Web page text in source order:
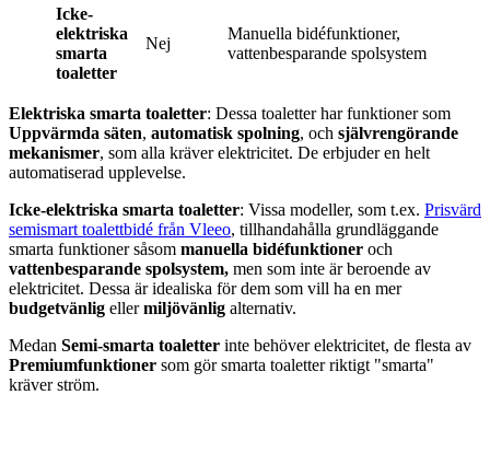
Icke-
elektriska
smarta
toaletter
Nej
Manuella bidéfunktioner,
vattenbesparande spolsystem
Elektriska smarta toaletter: Dessa toaletter har funktioner som
Uppvärmda säten, automatisk spolning, och självrengörande
mekanismer, som alla kräver elektricitet. De erbjuder en helt
automatiserad upplevelse.
Icke-elektriska smarta toaletter: Vissa modeller, som t.ex. Prisvärd
semismart toalettbidé från Vleeo, tillhandahålla grundläggande
smarta funktioner såsom manuella bidéfunktioner och
vattenbesparande spolsystem, men som inte är beroende av
elektricitet. Dessa är idealiska för dem som vill ha en mer
budgetvänlig ellermiljövänlig alternativ.
Medan Semi-smarta toaletter inte behöver elektricitet, de flesta av
Premiumfunktioner som gör smarta toaletter riktigt "smarta"
kräver ström.